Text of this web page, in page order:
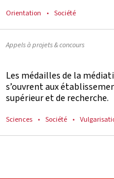
Orientation Société
Appels à projets & concours
Les médailles de la
s’ouvrent aux
supérieur et de recherche.
Sciences Société